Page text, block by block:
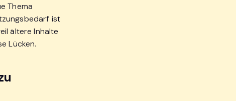
Thema
ist
ältere Inhalte
Lücken.